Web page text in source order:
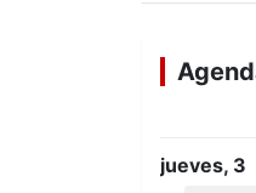
jueves, 3